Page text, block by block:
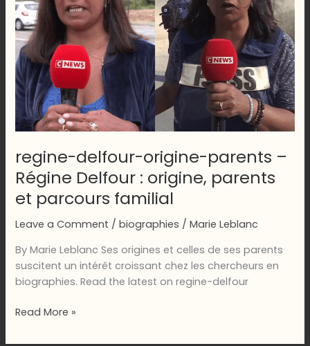
regine-delfour-origine-parents –
Régine Delfour : origine, parents
et parcours familial
Leave a Comment /biographies /Marie Leblanc
By Marie Leblanc Ses origines et celles de ses parents
suscitent un intérêt croissant chez les chercheurs en
biographies. Read the latest on regine-delfour
regine-
Read More »